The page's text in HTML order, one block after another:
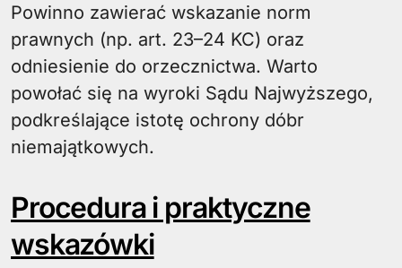
Powinno zawierać wskazanie norm
prawnych (np. art. 23–24 KC) oraz
odniesienie do orzecznictwa. Warto
powołać się na wyroki Sądu Najwyższego,
podkreślające istotę ochrony dóbr
niemajątkowych.
Procedura i praktyczne
wskazówki